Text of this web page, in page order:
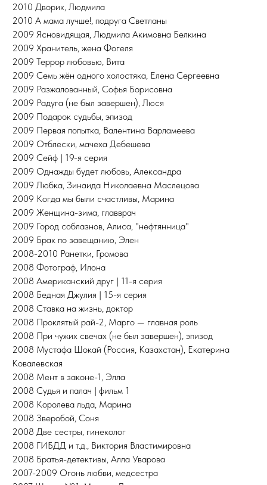
2010 Дворик, Людмила
2010 А мама лучше!, подруга Светланы
2009 Ясновидящая, Людмила Акимовна Белкина
2009 Хранитель, жена Фогеля
2009 Террор любовью, Вита
2009 Семь жён одного холостяка, Елена Сергеевна
2009 Разжалованный, Софья Борисовна
2009 Радуга (не был завершен), Люся
2009 Подарок судьбы, эпизод
2009 Первая попытка, Валентина Варламеева
2009 Отблески, мачеха Дебешева
2009 Сейф | 19-я серия
2009 Однажды будет любовь, Александра
2009 Любка, Зинаида Николаевна Маслецова
2009 Когда мы были счастливы, Марина
2009 Женщина-зима, главврач
2009 Город соблазнов, Алиса, "нефтянница"
2009 Брак по завещанию, Элен
2008-2010 Ранетки, Громова
2008 Фотограф, Илона
2008 Американский друг | 11-я серия
2008 Бедная Джулия | 15-я серия
2008 Ставка на жизнь, доктор
2008 Проклятый рай-2, Марго — главная роль
2008 При чужих свечах (не был завершен), эпизод
2008 Мустафа Шокай (Россия, Казахстан), Екатерина
Ковалевская
2008 Мент в законе-1, Элла
2008 Судья и палач | фильм 1
2008 Королева льда, Марина
2008 Зверобой, Соня
2008 Две сестры, гинеколог
2008 ГИБДД и т.д., Виктория Властимировна
2008 Братья-детективы, Алла Уварова
2007-2009 Огонь любви, медсестра